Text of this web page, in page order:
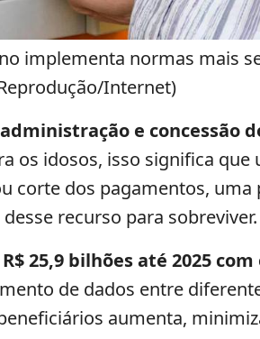
implementa normas mais
Internet)
e concessão
os idosos, isso significa
corte dos pagamentos, uma
recurso para sobreviver.
25,9 bilhões até 2025 com
de dados entre
aumenta,